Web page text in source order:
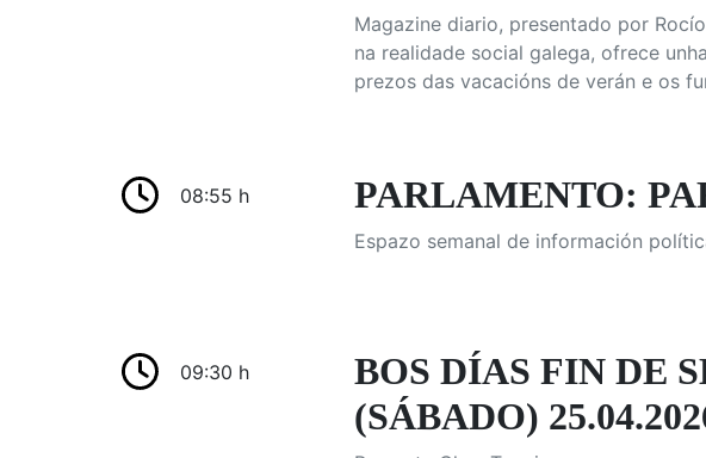
Magazine diario, presentado por
na realidade social galega, ofrece
prezos das vacacións de verán e os
08:55 h PARLAMENTO:
Espazo semanal de información
09:30 h
BOS DÍAS FIN DE
(SÁBADO)